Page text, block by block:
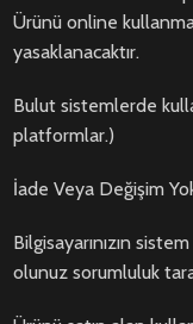
Ürünü online
yasaklanacaktır.
Bulut sistemlerde
platformlar.)
İade Veya Değişim
Bilgisayarınızın
olunuz sorumluluk